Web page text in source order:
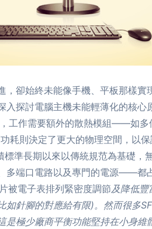
卻始終未能像手機、平板那樣
探討電腦主機未能輕薄化的核
工作需要額外的散熱模組——如
耗則決定了更大的物理空間，以
準長期以來以傳統規范為基礎，
端口電路以及專門的電源——都
被電子表排列緊密度調節及降低豐
針腳的對應給有限)。然而很多
極少廠商平衡功能堅持在小身